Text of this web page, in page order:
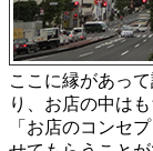
ここに縁があっ
り、お店の中は
「お店のコンセ